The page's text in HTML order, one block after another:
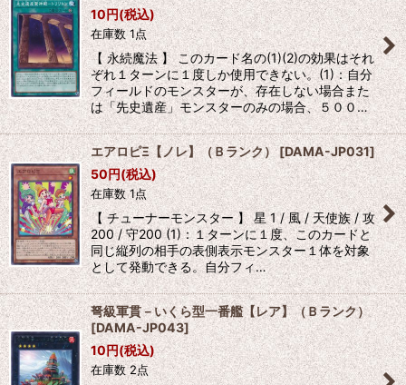
10円(税込)
在庫数 1点
【 永続魔法 】 このカード名の(1)(2)の効果はそれ
ぞれ１ターンに１度しか使用できない。(1)：自分
フィールドのモンスターが、存在しない場合また
は「先史遺産」モンスターのみの場合、５００…
エアロピΞ【ノレ】（Ｂランク）[DAMA-JP031]
50円(税込)
在庫数 1点
【 チューナーモンスター 】 星 1 / 風 / 天使族 / 攻
200 / 守200 (1)：１ターンに１度、このカードと
同じ縦列の相手の表側表示モンスター１体を対象
として発動できる。自分フィ…
弩級軍貫－いくら型一番艦【レア】（Ｂランク）
[DAMA-JP043]
10円(税込)
在庫数 2点